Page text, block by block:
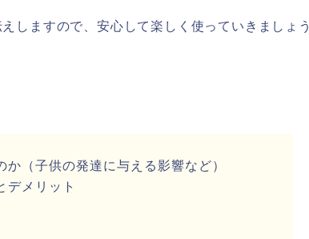
しますので、安心して楽しく使っていきましょう
か（子供の発達に与える影響など）
デメリット